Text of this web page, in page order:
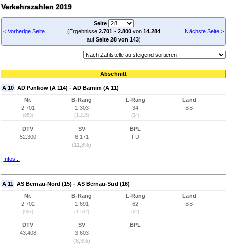
Verkehrszahlen 2019
< Vorherige Seite
Seite
(Ergebnisse 2.701- 2.800von 14.284
auf Seite 28 von 143)
Nächste Seite >
Abschnitt
A 10 AD Pankow (A 114) - AD Barnim (A 11)
Nr.
2.701
(953)
B-Rang
1.303
(1.215)
L-Rang
34
(34)
Land
BB
DTV
52.300
SV
6.171
(11,8%)
BPL
FD
Infos...
A 11 AS Bernau-Nord (15) - AS Bernau-Süd (16)
Nr.
2.702
(967)
B-Rang
1.691
(1.532)
L-Rang
62
(62)
Land
BB
DTV
43.408
SV
3.603
(8,3%)
BPL